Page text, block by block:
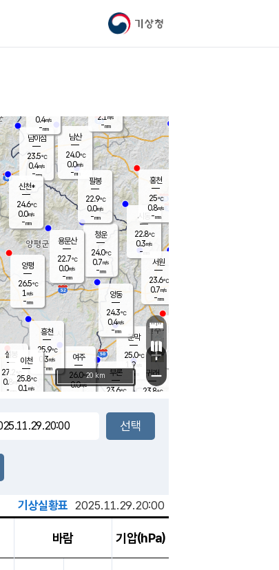
기상청
문막
25.0℃
1.9m/s
mm
남이섬
23.5℃
0.4m/s
-mm
부론
23.6℃
남산
24.0℃
0.0m/s
-mm
청운
24.0℃
0.7m/s
-mm
팔봉
22.9℃
0.0m/s
-mm
여주
26.0℃
0.0m/s
양동
24.3℃
0.4m/s
-mm
장호원
0.4m/s
-mm
신천*
24.6℃
0.0m/s
-mm
흥천
25.9℃
0.3m/s
-mm
설봉
27.2
0.8 m/s
- mm
시동
22.8℃
0.3m/s
- mm
귀래
23.8℃
서원
23.6℃
0.7m/s
-mm
용문산
22.7℃
0.0m/s
-mm
홍천
25℃
0.8m/s
-mm
이천
25.8℃
0.1 m/s
양평
26.5℃
1 m/s
-mm
2.1 m/s
-mm
+
−
20 km
기상실황표 2025.11.29.20:00
바람 기압(hPa)